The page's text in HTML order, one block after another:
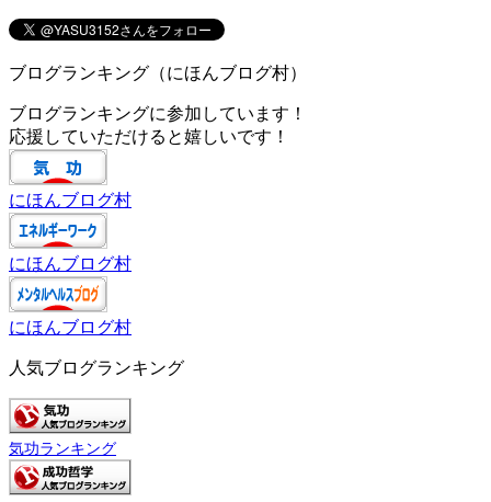
ブログランキング（にほんブログ村）
ブログランキングに参加しています！
応援していただけると嬉しいです！
にほんブログ村
にほんブログ村
にほんブログ村
人気ブログランキング
気功ランキング